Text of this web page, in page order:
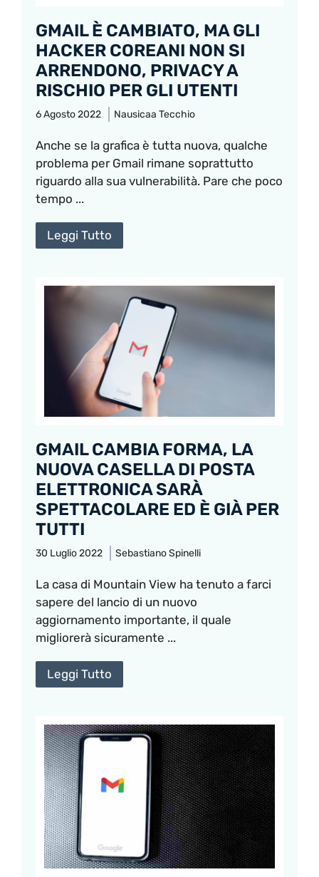
GMAIL È CAMBIATO, MA GLI
HACKER COREANI NON SI
ARRENDONO, PRIVACY A
RISCHIO PER GLI UTENTI
6 Agosto 2022 Nausicaa Tecchio
Anche se la grafica è tutta nuova, qualche
problema per Gmail rimane soprattutto
riguardo alla sua vulnerabilità. Pare che poco
tempo ...
Leggi Tutto
GMAIL CAMBIA FORMA, LA
NUOVA CASELLA DI POSTA
ELETTRONICA SARÀ
SPETTACOLARE ED È GIÀ PER
TUTTI
30 Luglio 2022 Sebastiano Spinelli
La casa di Mountain View ha tenuto a farci
sapere del lancio di un nuovo
aggiornamento importante, il quale
migliorerà sicuramente ...
Leggi Tutto